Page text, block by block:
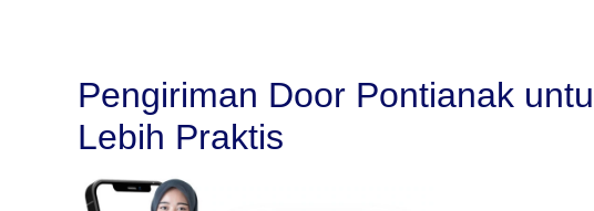
Pengiriman Door Pontianak
Lebih Praktis